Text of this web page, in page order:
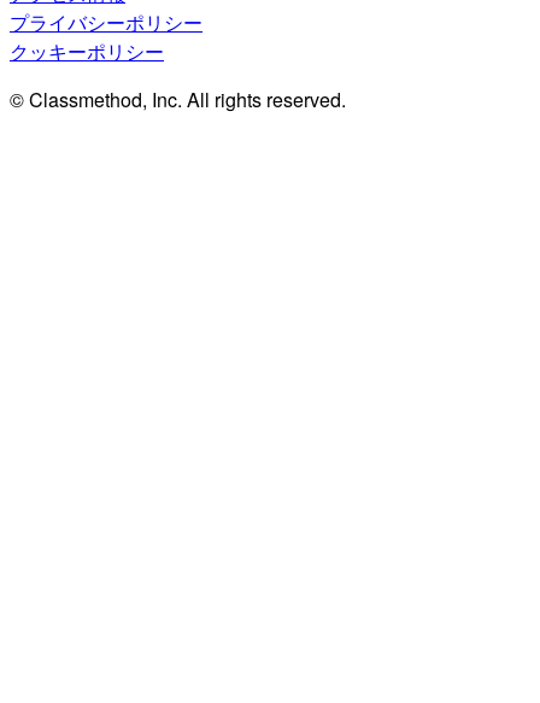
プライバシーポリシー
クッキーポリシー
© Classmethod, Inc. All rights reserved.